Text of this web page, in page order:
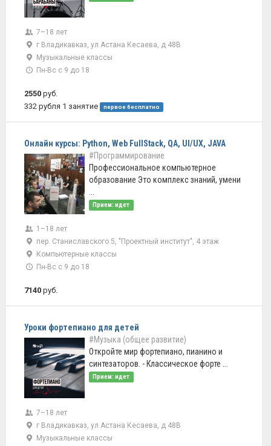
7–18 лет
г Владикавказ, ул Астана Кесаева, д 48В
Музыкальные классы
Пн-Вс с 9 до 18
2550 руб.
332 рубля 1 занятие
первое бесплатно
Онлайн курсы: Python, Web FullStack, QA, UI/UX, JAVA
#Программирование
Профессиональное компьютерное
образование Это комплекс знаний, умени
Прием: идет
1–18 лет
пер. Станиславского 5, "Проектный институт", 4 этаж
Компьютерные классы
Пн-Вс с 9 до 18
7140 руб.
Уроки фортепиано для детей
#Музыка (общее развитие)
Откройте мир фортепиано, пианино и
синтезаторов. - Классическое форте ...
Прием: идет
7–18 лет
г Владикавказ, ул Астана Кесаева, д 48В
Музыкальные классы